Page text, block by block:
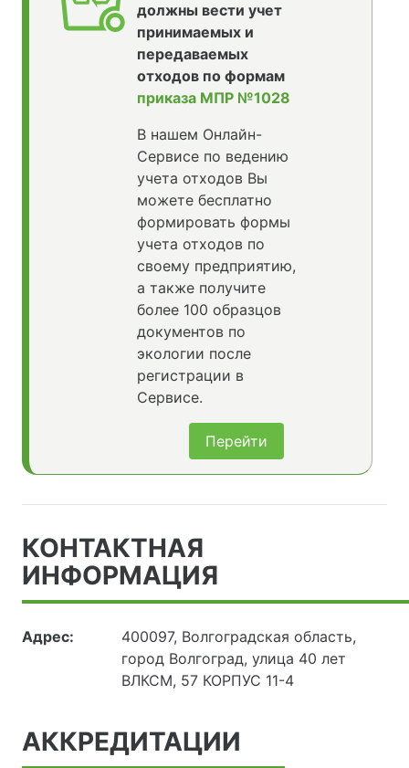
должны вести учет
принимаемых и
передаваемых
отходов по формам
приказа МПР №1028
В нашем Онлайн-
Сервисе по ведению
учета отходов Вы
можете бесплатно
формировать формы
учета отходов по
своему предприятию,
а также получите
более 100 образцов
документов по
экологии после
регистрации в
Сервисе.
Перейти
КОНТАКТНАЯ
ИНФОРМАЦИЯ
Адрес:
400097, Волгоградская область,
город Волгоград, улица 40 лет
ВЛКСМ, 57 КОРПУС 11-4
АККРЕДИТАЦИИ